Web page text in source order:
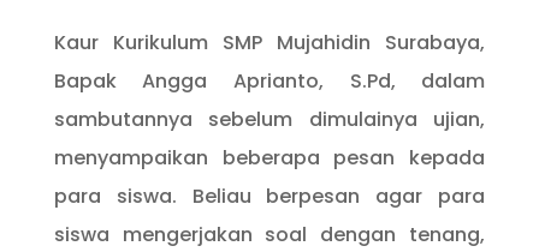
Kaur Kurikulum SMP Mujahidin Surabaya,
Bapak Angga Aprianto, S.Pd, dalam
sambutannya sebelum dimulainya ujian,
menyampaikan beberapa pesan kepada
para siswa. Beliau berpesan agar para
siswa mengerjakan soal dengan tenang,